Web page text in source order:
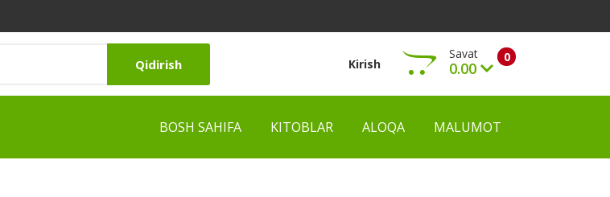
Qidirish Kirish 0
Savat
0.00
Ko‘rish
BOSH SAHIFA KITOBLAR ALOQA MALUMOT